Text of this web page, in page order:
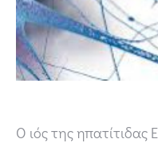
Ο ιός της ηπατίτιδας